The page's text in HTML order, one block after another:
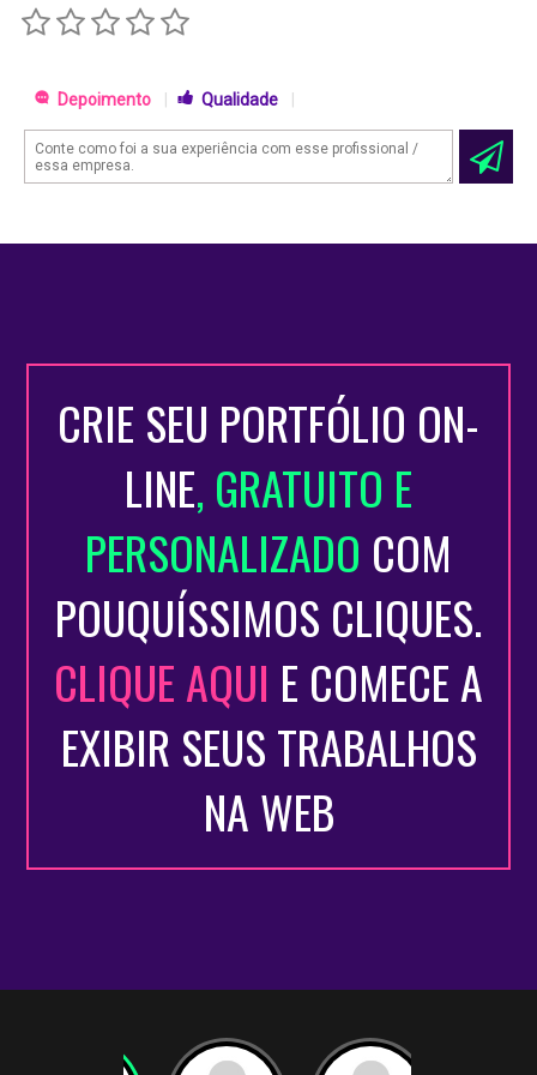
Depoimento Qualidade
CRIE SEU PORTFÓLIO ON-
LINE, GRATUITO E
PERSONALIZADO COM
POUQUÍSSIMOS CLIQUES.
CLIQUE AQUI E COMECE A
EXIBIR SEUS TRABALHOS
NA WEB